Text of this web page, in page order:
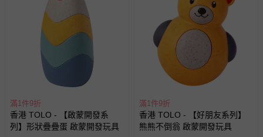
滿1件9折
香港 TOLO - 【啟蒙開發系
列】形狀疊疊蛋 啟蒙開發玩具
滿1件9折
香港 TOLO - 【好朋友系列】
熊熊不倒翁 啟蒙開發玩具